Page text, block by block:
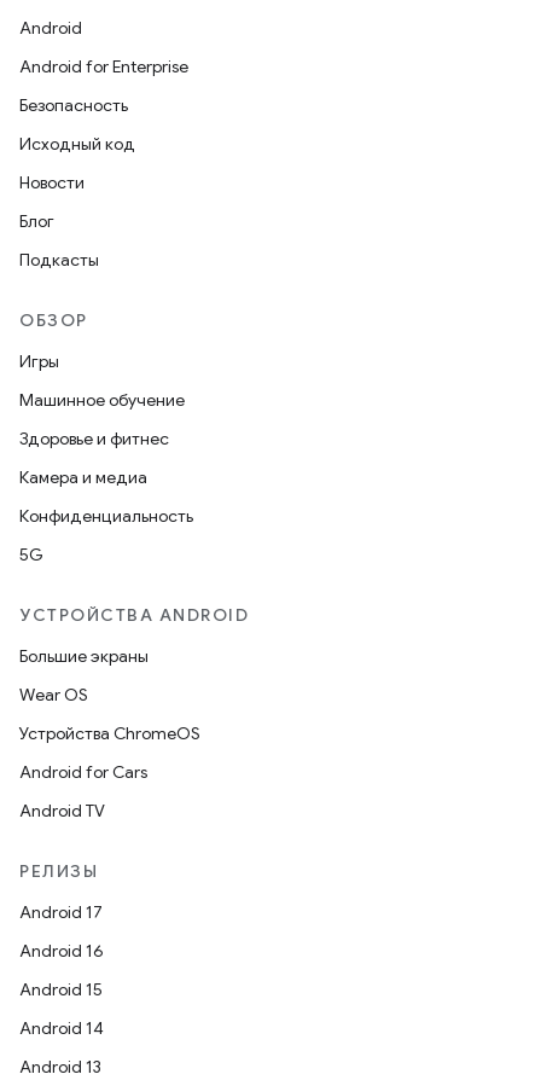
Android
Android for Enterprise
Безопасность
Исходный код
Новости
Блог
Подкасты
ОБЗОР
Игры
Машинное обучение
Здоровье и фитнес
Камера и медиа
Конфиденциальность
5G
УСТРОЙСТВА ANDROID
Большие экраны
Wear OS
Устройства ChromeOS
Android for Cars
Android TV
РЕЛИЗЫ
Android 17
Android 16
Android 15
Android 14
Android 13